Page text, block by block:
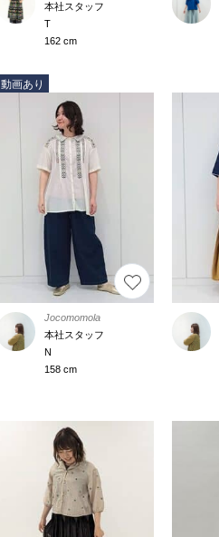
本社スタッフ
T
162 cm
動画あり
Jocomomola
本社スタッフ
N
158 cm